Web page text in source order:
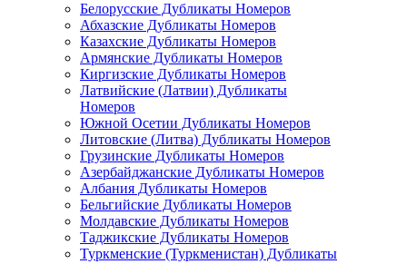
Белорусские Дубликаты Номеров
Абхазские Дубликаты Номеров
Казахские Дубликаты Номеров
Армянские Дубликаты Номеров
Киргизские Дубликаты Номеров
Латвийские (Латвии) Дубликаты
Номеров
Южной Осетии Дубликаты Номеров
Литовские (Литва) Дубликаты Номеров
Грузинские Дубликаты Номеров
Азербайджанские Дубликаты Номеров
Албания Дубликаты Номеров
Бельгийские Дубликаты Номеров
Молдавские Дубликаты Номеров
Таджикские Дубликаты Номеров
Туркменские (Туркменистан) Дубликаты